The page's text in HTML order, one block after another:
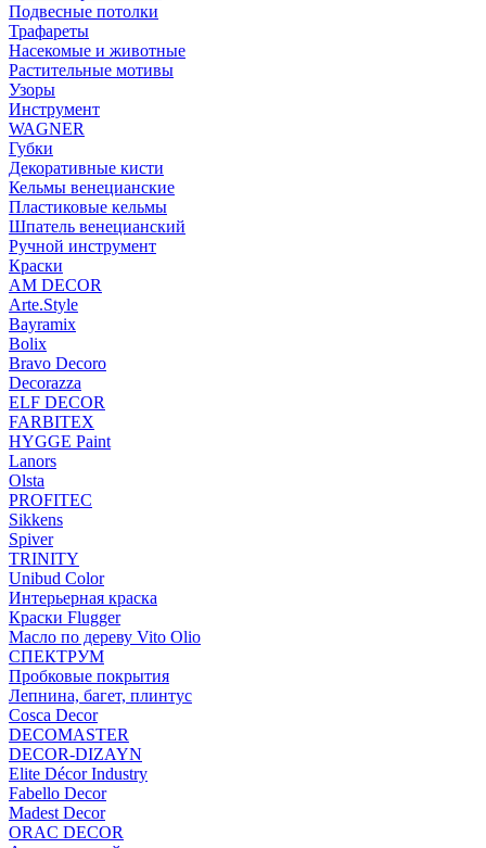
Подвесные потолки
Трафареты
Насекомые и животные
Растительные мотивы
Узоры
Инструмент
WAGNER
Губки
Декоративные кисти
Кельмы венецианские
Пластиковые кельмы
Шпатель венецианский
Ручной инструмент
Краски
AM DECOR
Arte.Style
Bayramix
Bolix
Bravo Decoro
Decorazza
ELF DECOR
FARBITEX
HYGGE Paint
Lanors
Olsta
PROFITEC
Sikkens
Spiver
TRINITY
Unibud Color
Интерьерная краска
Краски Flugger
Масло по дереву Vito Olio
СПЕКТРУМ
Пробковые покрытия
Лепнина, багет, плинтус
Cosca Decor
DECOMASTER
DECOR-DIZAYN
Elite Décor Industry
Fabello Decor
Madest Decor
ORAC DECOR